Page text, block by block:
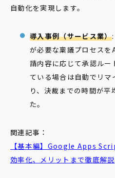
自動化を実現します。
導入事例（サービス業）
が必要な稟議プロセス
請内容に応じて承認ルー
ている場合は自動でリマ
り、決裁までの時間が
た。
関連記事：
【基本編】Google Apps
効率化、メリットまで徹底解説